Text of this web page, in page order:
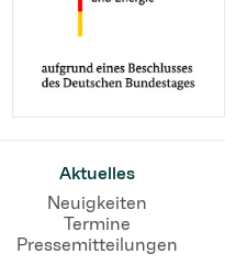
Aktuelles
Neuigkeiten
Termine
Pressemitteilungen